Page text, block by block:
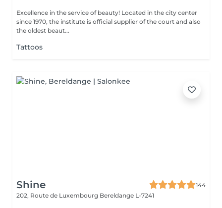
Excellence in the service of beauty! Located in the city center
since 1970, the institute is official supplier of the court and also
the oldest beaut...
Tattoos
Shine
144
202, Route de Luxembourg Bereldange L-7241